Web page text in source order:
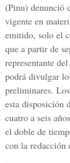
(Pinu) denunció
vigente en
emitido, solo el
que a partir de
representante
podrá divulgar
preliminares.
esta disposición
cuatro a seis
el doble de
con la redacción